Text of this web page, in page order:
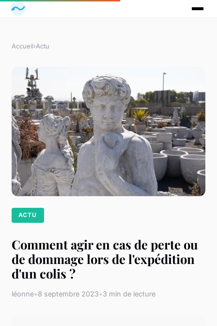
Accueil›Actu
ACTU
Comment agir en cas de perte ou
de dommage lors de l'expédition
d'un colis ?
léonne•8 septembre 2023•3 min de lecture